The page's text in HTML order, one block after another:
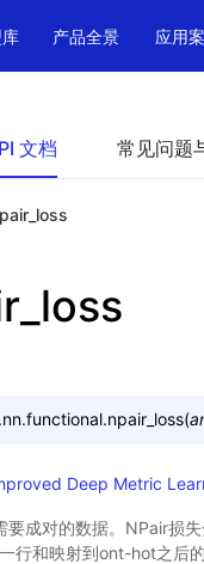
产品全景 应用
文档 常见问题
npair_loss(
Deep Metric
要成对的数据。NPair损
行和映射到ont-hot之后